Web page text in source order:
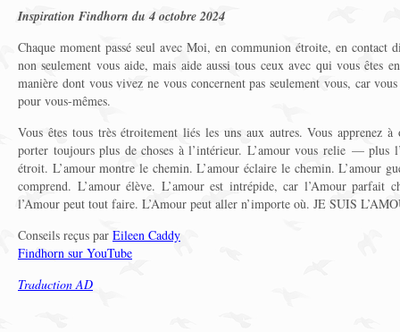
Inspiration Findhorn du 4 octobre 2024
Chaque moment passé seul avec Moi, en communion étroite, en contact
non seulement vous aide, mais aide aussi tous ceux avec qui vous êtes
manière dont vous vivez ne vous concernent pas seulement vous, car
pour vous-mêmes.
Vous êtes tous très étroitement liés les uns aux autres. Vous apprenez
porter toujours plus de choses à l’intérieur. L’amour vous relie — plus
étroit. L’amour montre le chemin. L’amour éclaire le chemin. L’amour
comprend. L’amour élève. L’amour est intrépide, car l’Amour parfait
l’Amour peut tout faire. L’Amour peut aller n’importe où. JE SUIS
Conseils reçus par Eileen Caddy
Findhorn sur YouTube
Traduction AD